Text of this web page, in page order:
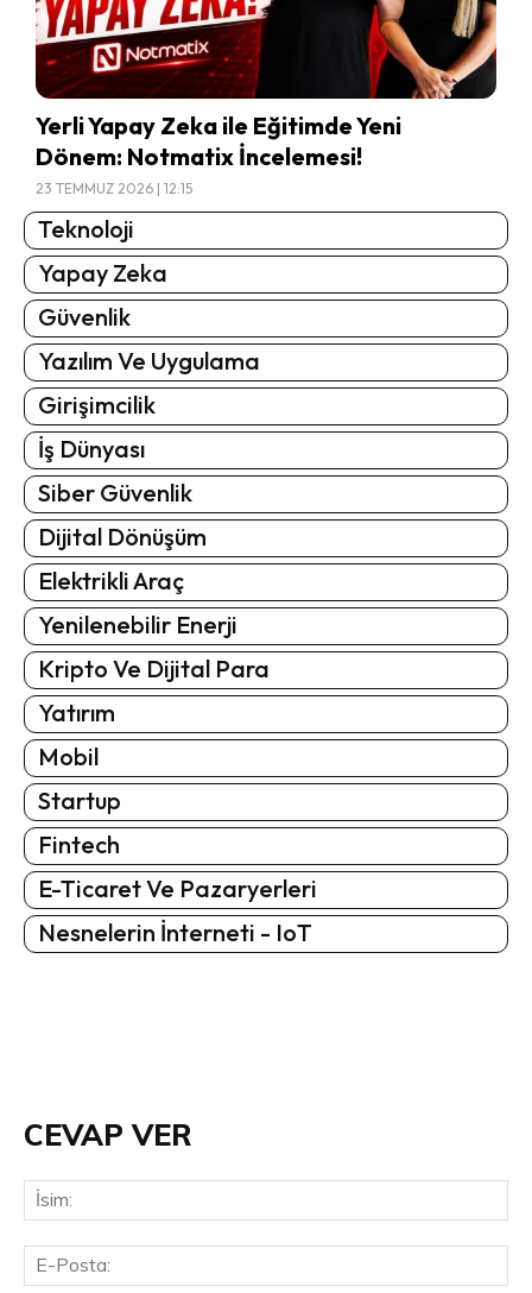
Yerli Yapay Zeka ile Eğitimde Yeni
Dönem: Notmatix İncelemesi!
23 TEMMUZ 2026 | 12:15
Teknoloji
Yapay Zeka
Güvenlik
Yazılım Ve Uygulama
Girişimcilik
İş Dünyası
Siber Güvenlik
Dijital Dönüşüm
Elektrikli Araç
Yenilenebilir Enerji
Kripto Ve Dijital Para
Yatırım
Mobil
Startup
Fintech
E-Ticaret Ve Pazaryerleri
Nesnelerin İnterneti - IoT
CEVAP VER